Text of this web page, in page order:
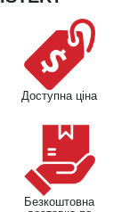
Доступна ціна
Безкоштовна